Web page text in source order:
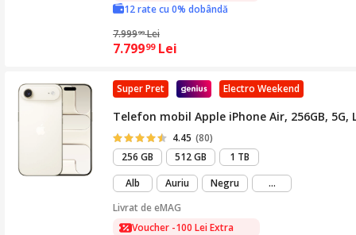
12 rate cu 0% dobândă
7.99999 Lei
7.79999 Lei
Electro Weekend
Super Pret
Telefon mobil Apple iPhone Air, 256GB, 5G,
4.45 (80)
256 GB
512 GB
1 TB
Alb
Auriu Negru ...mai
Livrat deeMAG
Voucher -100 Lei Extra